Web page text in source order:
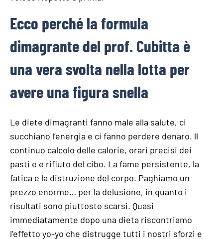
Ecco perché la formula
dimagrante del prof. Cubitta è
una vera svolta nella lotta per
avere una figura snella
Le diete dimagranti fanno male alla salute, ci
succhiano l’energia e ci fanno perdere denaro. ll
continuo calcolo delle calorie, orari precisi dei
pasti e e rifiuto del cibo. La fame persistente, la
fatica e la distruzione del corpo. Paghiamo un
prezzo enorme… per la delusione, in quanto i
risultati sono piuttosto scarsi. Quasi
immediatamente dopo una dieta riscontriamo
l’effetto yo-yo che distrugge tutti i nostri sforzi e